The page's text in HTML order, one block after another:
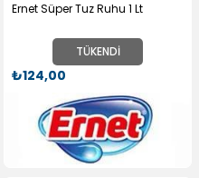
TÜKENDI
Ernet Süper Tuz Ruhu 1 Lt
₺124,00